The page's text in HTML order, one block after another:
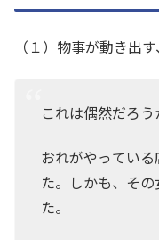
（１）物事が動き出す
これは偶然だろう
おれがやってい
た。しかも、そ
た。